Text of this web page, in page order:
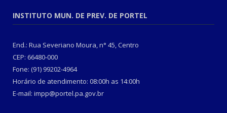
INSTITUTO MUN. DE PREV. DE PORTEL
End.: Rua Severiano Moura, n° 45, Centro
CEP: 66480-000
Fone: (91) 99202-4964
Horário de atendimento: 08:00h as 14:00h
E-mail: impp@portel.pa.gov.br